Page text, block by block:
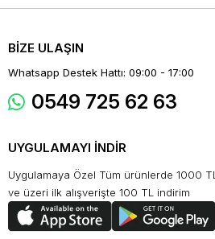
BİZE ULAŞIN
Whatsapp Destek Hattı: 09:00 - 17:00
0549 725 62 63
UYGULAMAYI İNDİR
Uygulamaya Özel Tüm ürünlerde 1000 TL
ve üzeri ilk alışverişte 100 TL indirim